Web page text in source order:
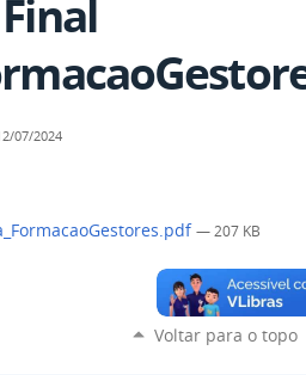
07/2024
— 207 KB
Voltar para o topo